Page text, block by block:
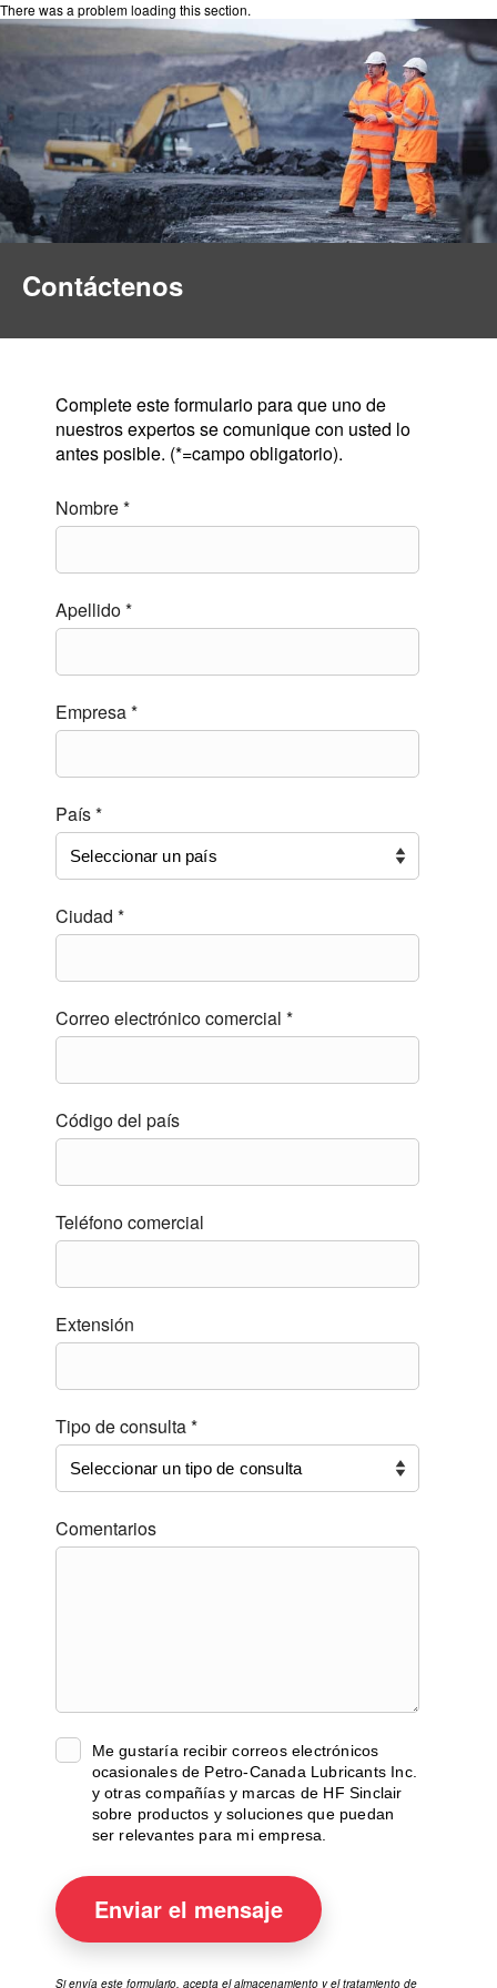
There was a problem loading this section.
Contáctenos
Complete este formulario para que uno de
nuestros expertos se comunique con usted lo
antes posible. (*=campo obligatorio).
Nombre *
Apellido *
Empresa *
País *
Ciudad *
Correo electrónico comercial *
Código del país
Teléfono comercial
Extensión
Tipo de consulta *
Comentarios
Me gustaría recibir correos electrónicos
ocasionales de Petro-Canada Lubricants Inc.
y otras compañías y marcas de HF Sinclair
sobre productos y soluciones que puedan
ser relevantes para mi empresa.
Enviar el mensaje
Si envía este formulario, acepta el almacenamiento y el tratamiento de